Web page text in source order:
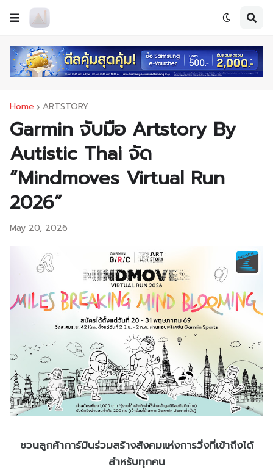
Home ARTSTORY
Garmin จับมือ Artstory By
Autistic Thai จัด
“Mindmoves Virtual Run
2026”
May 20, 2026
ชวนลูกค้าการ์มินร่วมสร้างสังคมแห่งการวิ่งที่เข้าถึงได้
สำหรับทุกคน